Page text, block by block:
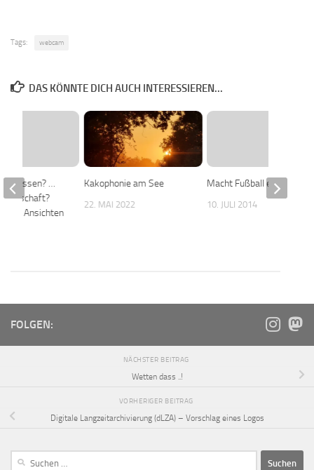
Tags: webcam
DAS KÖNNTE DICH AUCH INTERESSIEREN...
Kakophonie am See
22. MAI 2022
Macht Fußball einsam?
10. JULI 2014
Wissen? …
Ansichten
FOLGEN:
NÄCHSTER BEITRAG
Wetten dass ..!
VORHERIGER BEITRAG
Digitale Langzeitarchivierung (dLZA) – Vorschlag eines Logos